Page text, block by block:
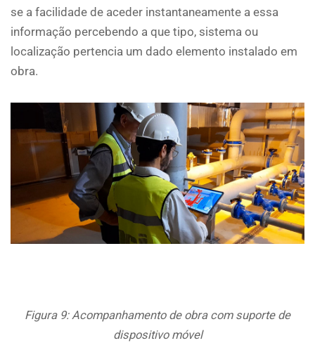
se a facilidade de aceder instantaneamente a essa
informação percebendo a que tipo, sistema ou
localização pertencia um dado elemento instalado em
obra.
Figura 9: Acompanhamento de obra com suporte de
dispositivo móvel